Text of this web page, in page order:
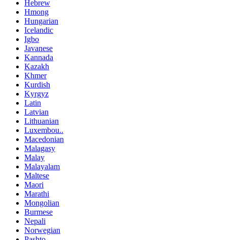
Hebrew
Hmong
Hungarian
Icelandic
Igbo
Javanese
Kannada
Kazakh
Khmer
Kurdish
Kyrgyz
Latin
Latvian
Lithuanian
Luxembou..
Macedonian
Malagasy
Malay
Malayalam
Maltese
Maori
Marathi
Mongolian
Burmese
Nepali
Norwegian